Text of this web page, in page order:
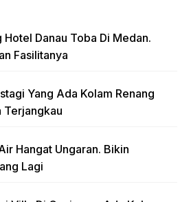
Hotel Danau Toba Di Medan.
Fasilitanya
Yang Ada Kolam Renang
Terjangkau
Hangat Ungaran. Bikin
Lagi